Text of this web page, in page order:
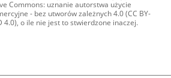
Commons: uznanie autorstwa użycie
- bez utworów zależnych 4.0 (CC BY-
4.0), o ile nie jest to stwierdzone inaczej.